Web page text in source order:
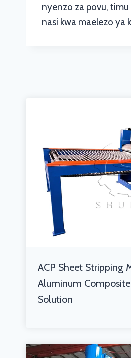
nyenzo za povu,
nasi kwa maelezo ya
ACP Sheet Stripping
Aluminum
Solution